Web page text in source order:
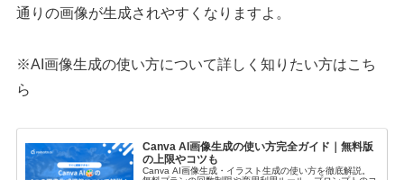
通りの画像が生成されやすくなりますよ。
※AI画像生成の使い方について詳しく知りたい方はこち
ら
Canva AI画像生成の使い方完全ガイド｜無料版
の上限やコツも
Canva AI画像生成・イラスト生成の使い方を徹底解説。